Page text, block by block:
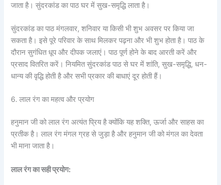
जाता है। सुंदरकांड का पाठ घर में सुख-समृद्धि लाता है।
सुंदरकांड का पाठ मंगलवार, शनिवार या किसी भी शुभ अवसर पर किया जा
सकता है। इसे पूरे परिवार के साथ मिलकर पढ़ना और भी शुभ होता है। पाठ के
दौरान सुगंधित धूप और दीपक जलाएं। पाठ पूर्ण होने के बाद आरती करें और
प्रसाद वितरित करें। नियमित सुंदरकांड पाठ से घर में शांति, सुख-समृद्धि, धन-
धान्य की वृद्धि होती है और सभी प्रकार की बाधाएं दूर होती हैं।
6. लाल रंग का महत्व और प्रयोग
हनुमान जी को लाल रंग अत्यंत प्रिय है क्योंकि यह शक्ति, ऊर्जा और साहस का
प्रतीक है। लाल रंग मंगल ग्रह से जुड़ा है और हनुमान जी को मंगल का देवता
भी माना जाता है।
लाल रंग का सही प्रयोग: